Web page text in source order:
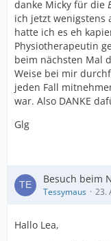
danke Micky für die
ich jetzt wenigstens
hatte ich es eh
Physiotherapeutin
beim nächsten Mal
Weise bei mir
jeden Fall
war. Also DANKE
Glg
Besuch beim
Tessymaus 23.
Hallo Lea,